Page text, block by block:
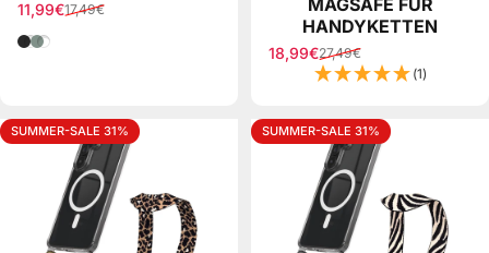
Verkaufspreis
11,99€
Normaler Preis
17,49€
Schwarz
Transparent
MAGSAFE FÜR
HANDYKETTEN
Verkaufspreis
18,99€
Normaler Preis
27,49€
(1)
SUMMER-SALE 31% SUMMER-SALE 31%